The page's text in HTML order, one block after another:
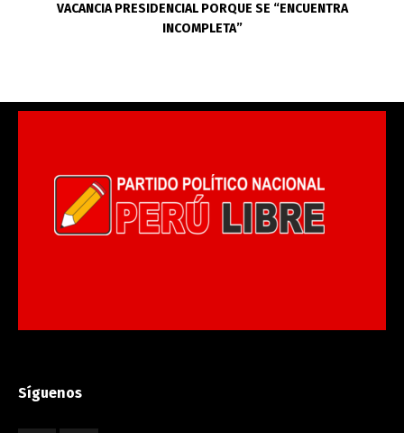
VACANCIA PRESIDENCIAL PORQUE SE “ENCUENTRA
INCOMPLETA”
Síguenos